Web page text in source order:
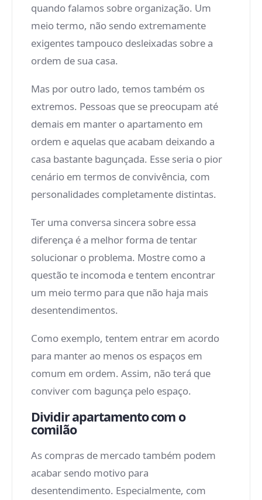
quando falamos sobre organização. Um
meio termo, não sendo extremamente
exigentes tampouco desleixadas sobre a
ordem de sua casa.
Mas por outro lado, temos também os
extremos. Pessoas que se preocupam até
demais em manter o apartamento em
ordem e aquelas que acabam deixando a
casa bastante bagunçada. Esse seria o pior
cenário em termos de convivência, com
personalidades completamente distintas.
Ter uma conversa sincera sobre essa
diferença é a melhor forma de tentar
solucionar o problema. Mostre como a
questão te incomoda e tentem encontrar
um meio termo para que não haja mais
desentendimentos.
Como exemplo, tentem entrar em acordo
para manter ao menos os espaços em
comum em ordem. Assim, não terá que
conviver com bagunça pelo espaço.
Dividir apartamento com o
comilão
As compras de mercado também podem
acabar sendo motivo para
desentendimento. Especialmente, com